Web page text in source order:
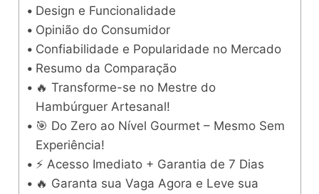
Design e Funcionalidade
Opinião do Consumidor
Confiabilidade e Popularidade no Mercado
Resumo da Comparação
🔥 Transforme-se no Mestre do
Hambúrguer Artesanal!
🎯 Do Zero ao Nível Gourmet – Mesmo Sem
Experiência!
⚡ Acesso Imediato + Garantia de 7 Dias
🔥 Garanta sua Vaga Agora e Leve sua